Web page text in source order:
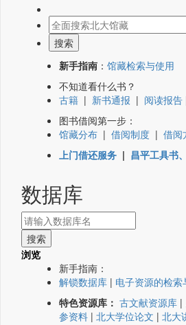
新手指南 ： 馆藏检索与使用
不知道看什么书？
古籍 | 新书通报 | 阅读报告
图书借阅第一步：
馆藏分布 | 借阅制度 | 借阅
上门借还服务 | 昌平工具书
数据库
浏览
新手指南：
解锁数据库 | 电子资源的检索
特色资源库： 古文献资源库 |
参资料 | 北大学位论文 | 北大